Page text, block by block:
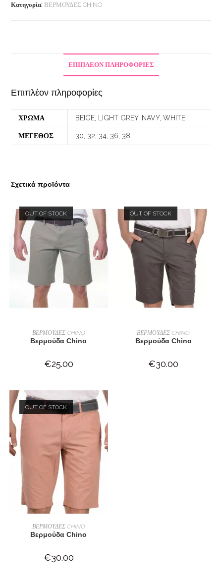
Κατηγορία: ΒΕΡΜΟΥΔΕΣ CHINO
ΕΠΙΠΛΈΟΝ ΠΛΗΡΟΦΟΡΊΕΣ
Επιπλέον πληροφορίες
ΧΡΩΜΑ BEIGE, LIGHT GREY, NAVY, WHITE
ΜΕΓΕΘΟΣ 30, 32, 34, 36, 38
Σχετικά προϊόντα
OUT OF STOCK
ΕΠΙΛΟΓΉ
ΒΕΡΜΟΥΔΕΣ CHINO
Βερμούδα Chino
€25.00
OUT OF STOCK
ΕΠΙΛΟΓΉ
ΒΕΡΜΟΥΔΕΣ CHINO
Βερμούδα Chino
€30.00
OUT OF STOCK
ΕΠΙΛΟΓΉ
ΒΕΡΜΟΥΔΕΣ CHINO
Βερμούδα Chino
€30.00